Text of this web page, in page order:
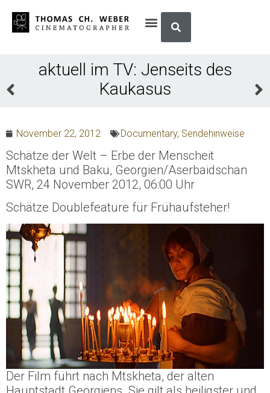
aktuell im TV: Jenseits des
Kaukasus
November 22, 2012 Documentary, Sendehinweise
Schätze der Welt – Erbe der Menscheit
Mtskheta und Baku, Georgien/Aserbaidschan
SWR, 24 November 2012, 06:00 Uhr
Schätze Doublefeature für Frühaufsteher!
Der Film führt nach Mtskheta, der alten